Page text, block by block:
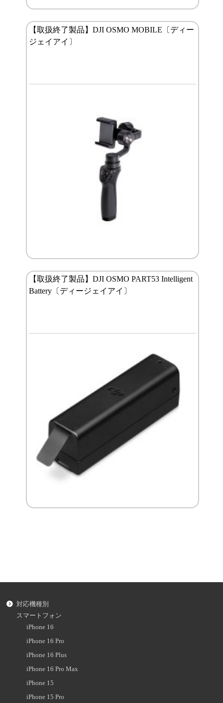
【取扱終了製品】DJI OSMO MOBILE〔ディー
ジェイアイ〕
【取扱終了製品】DJI OSMO PART53 Intelligent
Battery〔ディージェイアイ〕
対応機種別
スマートフォン
iPhone 16
iPhone 16 Pro
iPhone 16 Plus
iPhone 16 Pro Max
iPhone 15
iPhone 15 Pro